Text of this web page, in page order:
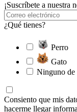
¡Suscríbete a nuestra
¿Qué tienes?
Perro
Gato
Ninguno de
Consiento que mis
hacerme llegar